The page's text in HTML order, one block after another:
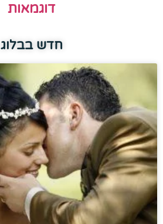
דוגמאות
חדש בבלוג